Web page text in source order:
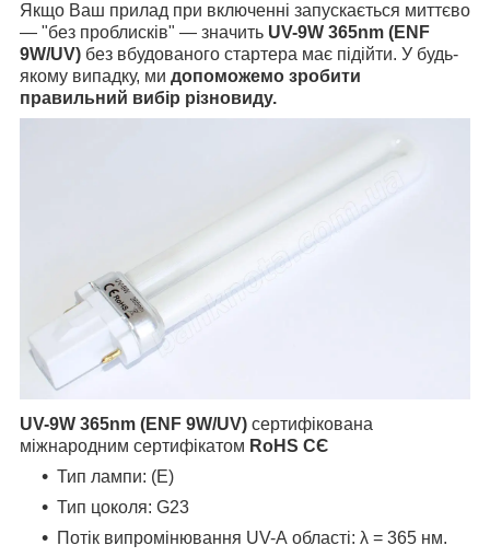
Якщо Ваш прилад при включенні запускається миттєво
— "без проблисків" — значить UV-9W 365nm (ENF
9W/UV) без вбудованого стартера має підійти. У будь-
якому випадку, ми допоможемо зробити
правильний вибір різновиду.
UV-9W 365nm (ENF 9W/UV) сертифікована
міжнародним сертифікатом RoHS СЄ
Тип лампи: (E)
Тип цоколя: G23
Потік випромінювання UV-А області: λ = 365 нм.